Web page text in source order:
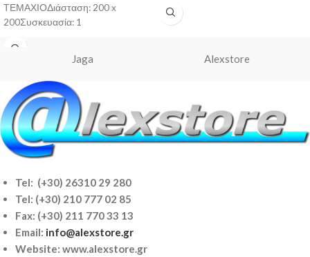
ΤΕΜΑΧΙΟΔιάσταση: 200 x
200Συσκευασία: 1
Jaga Alexstore
Tel: (+30) 26310 29 280
Tel: (+30) 210 777 02 85
Fax: (+30) 211 770 33 13
Email: info@alexstore.gr
Website: www.alexstore.gr